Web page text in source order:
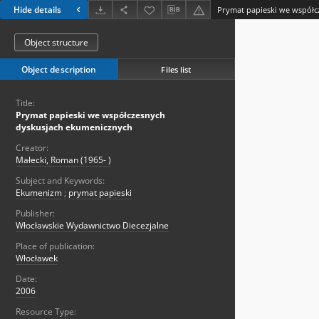
Hide details
Object structure
Object description Files list
Title:
Prymat papieski we współczesnych
dyskusjach ekumenicznych
Creator:
Małecki, Roman (1965- )
Subject and Keywords:
Ekumenizm ; prymat papieski
Publisher:
Włocławskie Wydawnictwo Diecezjalne
Place of publication:
Włocławek
Date:
2006
Resource Type: